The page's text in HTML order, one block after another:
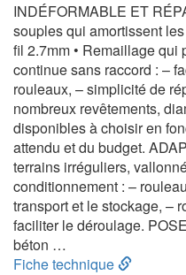
INDÉFORMABLE ET
souples qui amortissent
fil 2.7mm • Remaillage qui
continue sans raccord : –
rouleaux, – simplicité de
nombreux revêtements,
disponibles à choisir en
attendu et du budget.
terrains irréguliers,
conditionnement : –
transport et le stockage, –
faciliter le déroulage.
béton …
Fiche technique